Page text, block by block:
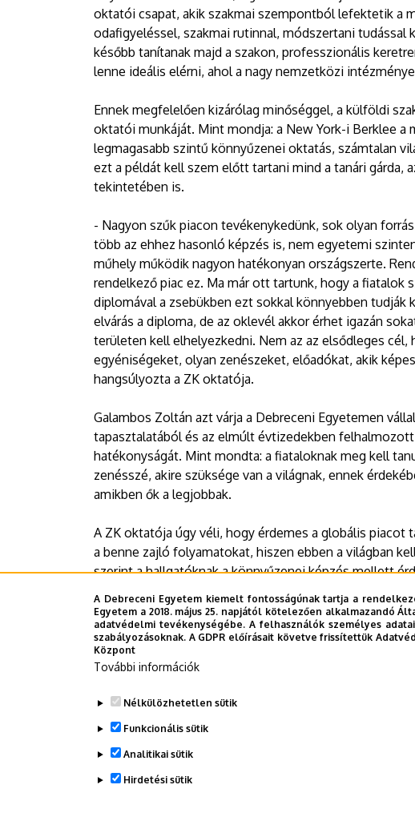
oktatói csapat, akik szakmai szempontból lefektetik a
odafigyeléssel, szakmai rutinnal, módszertani tudással
később tanítanak majd a szakon, professzionális
lenne ideális elérni, ahol a nagy nemzetközi
Ennek megfelelően kizárólag minőséggel, a külföldi
oktatói munkáját. Mint mondja: a New York-i Berklee a
legmagasabb szintű könnyűzenei oktatás, számtalan
ezt a példát kell szem előtt tartani mind a tanári gárda,
tekintetében is.
- Nagyon szűk piacon tevékenykedünk, sok olyan
több az ehhez hasonló képzés is, nem egyetemi
műhely működik nagyon hatékonyan országszerte.
rendelkező piac ez. Ma már ott tartunk, hogy a fiatalok
diplomával a zsebükben ezt sokkal könnyebben tudják
elvárás a diploma, de az oklevél akkor érhet igazán
területen kell elhelyezkedni. Nem az az elsődleges cél,
egyéniségeket, olyan zenészeket, előadókat, akik
hangsúlyozta a ZK oktatója.
Galambos Zoltán azt várja a Debreceni Egyetemen
tapasztalatából és az elmúlt évtizedekben
hatékonyságát. Mint mondta: a fiataloknak meg kell
zenésszé, akire szüksége van a világnak, ennek
amikben ők a legjobbak.
A ZK oktatója úgy véli, hogy érdemes a globális piacot
a benne zajló folyamatokat, hiszen ebben a világban
szerint a hallgatóknak a könnyűzenei képzés mellett
tudásukat, amelyek nem feltétlenül a zenei
önismerethez vagy akár a pénzügyi, stratégiai
Sajtóközpont - BZ
A Debreceni Egyetem kiemelt fontosságúnak tartja a
Egyetem a 2018. május 25. napjától kötelezően alkalmazandó
adatvédelmi tevékenységébe. A felhasználók személyes
szabályozásoknak. A GDPR előírásait követve frissítettük
Központ
További információk
Nélkülözhetetlen sütik
Funkcionális sütik
Analitikai sütik
Hirdetési sütik